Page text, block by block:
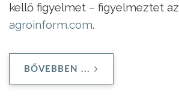
kellő figyelmet – figyelmeztet az
agroinform.com.
BŐVEBBEN ...